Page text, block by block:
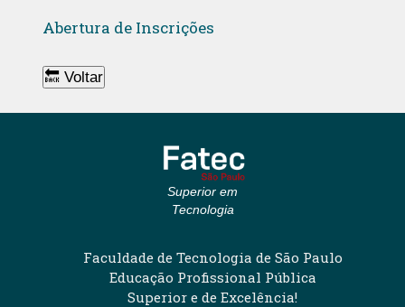
Abertura de Inscrições
🔙 Voltar
Superior em
Tecnologia
Faculdade de Tecnologia de São Paulo
Educação Profissional Pública
Superior e de Excelência!